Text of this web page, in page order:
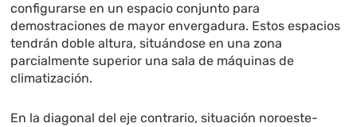
configurarse en un espacio conjunto para
demostraciones de mayor envergadura. Estos espacios
tendrán doble altura, situándose en una zona
parcialmente superior una sala de máquinas de
climatización.
En la diagonal del eje contrario, situación noroeste-